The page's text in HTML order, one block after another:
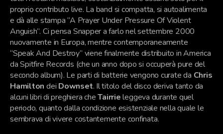
proprio contributo live. La band si compatta, si autoalimenta
e dà alle stampa “A Prayer Under Pressure Of Violent
Anguish”. Ci pensa Snapper a farlo nel settembre 2000
nuovamente in Europa, mentre contemporaneamente
“Speak And Destroy” viene finalmente distribuito in America
da Spitfire Records (che un anno dopo si occuperà pure del
secondo album). Le parti di batterie vengono curate da Chris
Hamilton dei Downset. Il titolo del disco deriva tanto da
alcuni libri di preghiera cheTairrieleggeva durante quel
periodo, quanto dalla condizione esistenziale nella quale le
sembrava di vivere costantemente confinata.